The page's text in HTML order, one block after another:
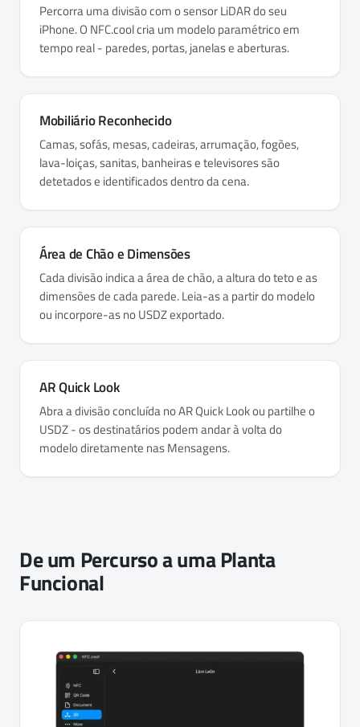
Percorra uma divisão com o sensor LiDAR do seu
iPhone. O NFC.cool cria um modelo paramétrico em
tempo real - paredes, portas, janelas e aberturas.
Mobiliário Reconhecido
Camas, sofás, mesas, cadeiras, arrumação, fogões,
lava-loiças, sanitas, banheiras e televisores são
detetados e identificados dentro da cena.
Área de Chão e Dimensões
Cada divisão indica a área de chão, a altura do teto e as
dimensões de cada parede. Leia-as a partir do modelo
ou incorpore-as no USDZ exportado.
AR Quick Look
Abra a divisão concluída no AR Quick Look ou partilhe o
USDZ - os destinatários podem andar à volta do
modelo diretamente nas Mensagens.
De um Percurso a uma Planta
Funcional